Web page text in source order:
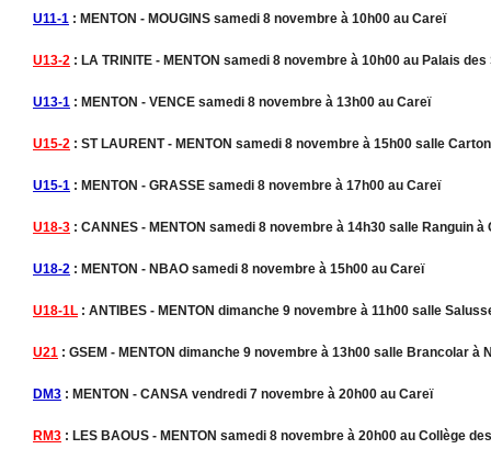
U11-1 : MENTON - MOUGINS samedi 8 novembre à 10h00 au Careï
U13-2 : LA TRINITE - MENTON samedi 8 novembre à 10h00 au Palais
U13-1 : MENTON - VENCE samedi 8 novembre à 13h00 au Careï
U15-2 : ST LAURENT - MENTON samedi 8 novembre à 15h00 salle
U15-1 : MENTON - GRASSE samedi 8 novembre à 17h00 au Careï
U18-3 : CANNES - MENTON samedi 8 novembre à 14h30 salle Ranguin à
U18-2 : MENTON - NBAO samedi 8 novembre à 15h00 au Careï
U18-1L : ANTIBES - MENTON dimanche 9 novembre à 11h00 salle
U21 : GSEM - MENTON dimanche 9 novembre à 13h00 salle Brancolar à
DM3 : MENTON - CANSA vendredi 7 novembre à 20h00 au Careï
RM3 : LES BAOUS - MENTON samedi 8 novembre à 20h00 au Collège